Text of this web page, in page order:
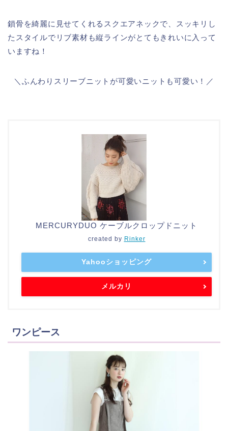
鎖骨を綺麗に見せてくれるスクエアネックで、スッキリし
たスタイルでリブ素材も縦ラインがとてもきれいに入って
いますね！
＼ふんわりスリーブニットが可愛いニットも可愛い！／
MERCURYDUO ケーブルクロップドニット
created by Rinker
Yahooショッピング
メルカリ
ワンピース